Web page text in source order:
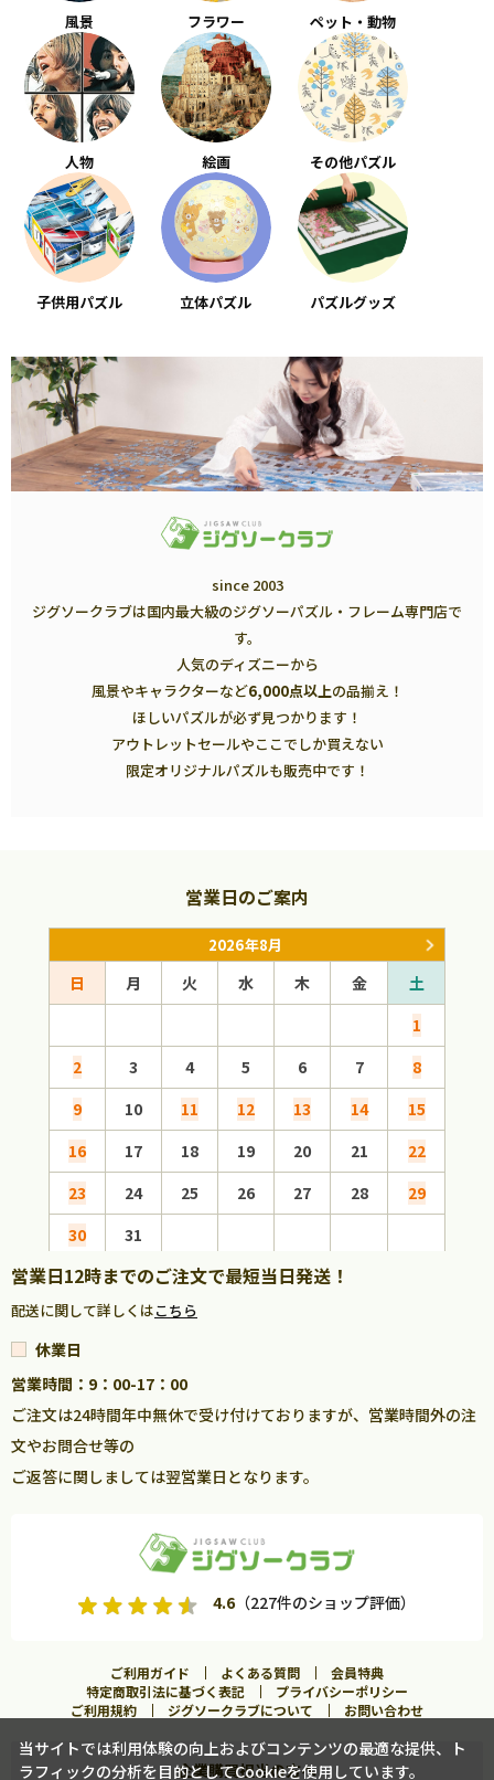
風景 フラワー ペット・動物
人物 絵画 その他パズル
子供用パズル 立体パズル パズルグッズ
since 2003
ジグソークラブは国内最大級のジグソーパズル・フレーム専門店で
す。
人気のディズニーから
風景やキャラクターなど6,000点以上の品揃え！
ほしいパズルが必ず見つかります！
アウトレットセールやここでしか買えない
限定オリジナルパズルも販売中です！
営業日のご案内
2026年8月
日 月 火 水 木 金
土
1
2
3 4 5 6 7
8
9
10 11 12 13 14
15
16
17 18 19 20 21
22
23
24 25 26 27 28
29
30
31
営業日12時までのご注文で最短当日発送！
配送に関して詳しくはこちら
休業日
営業時間：9：00-17：00
ご注文は24時間年中無休で受け付けておりますが、営業時間外の注
文やお問合せ等の
ご返答に関しましては翌営業日となります。
4.6（227件のショップ評価）
ご利用ガイド よくある質問
会員特典
特定商取引法に基づく表記
プライバシーポリシー
ご利用規約
ジグソークラブについて お問い合わせ
企業購買担当の方へ
当サイトでは利用体験の向上およびコンテンツの最適な提供、ト
ラフィックの分析を目的としてCookieを使用しています。